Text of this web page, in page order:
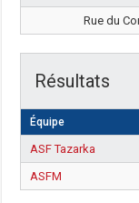
Rue du
Résultats
Équipe
ASF Tazarka
ASFM